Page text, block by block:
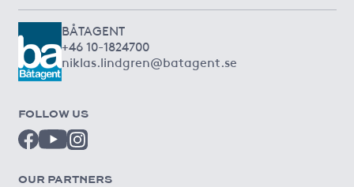
BÅTAGENT
+46 10-1824700
niklas.lindgren@batagent.se
FOLLOW US
OUR PARTNERS